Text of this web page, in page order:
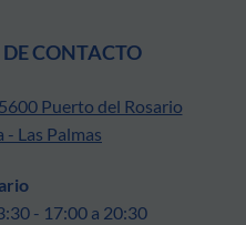
CONTACTO
Puerto del Rosario
Las Palmas
- 17:00 a 20:30